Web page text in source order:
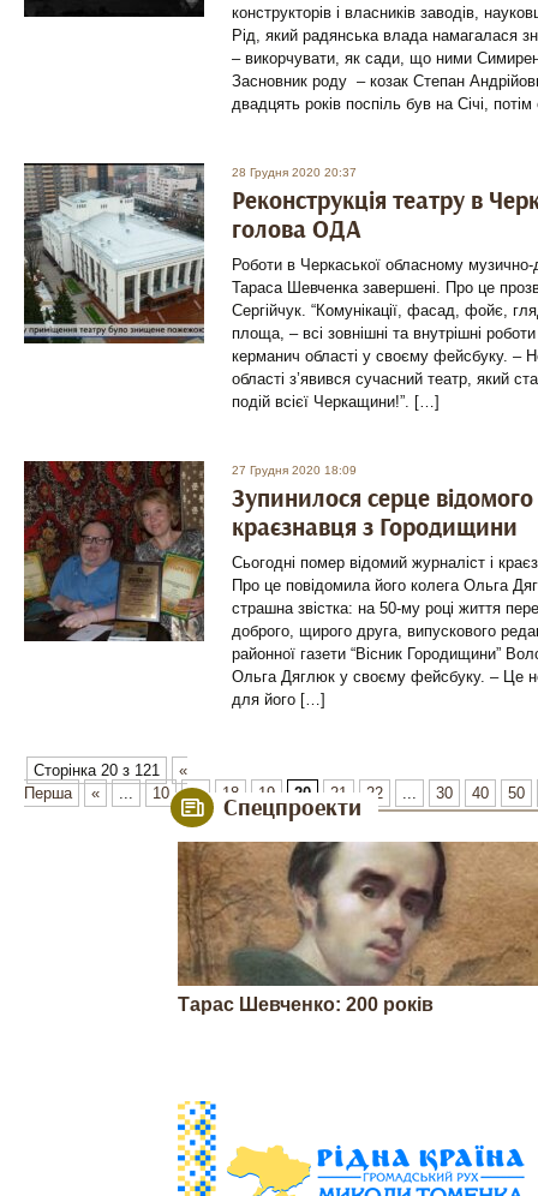
конструкторів і власників заводів,
Рід, який радянська влада намагалася
– викорчувати, як сади, що ними
Засновник роду – козак Степан
двадцять років поспіль був на Січі,
28 Грудня 2020 20:37
Реконструкція театру в
голова ОДА
Роботи в Черкаської обласному музично-
Тараса Шевченка завершені. Про це
Сергійчук. “Комунікації, фасад, фойє,
площа, – всі зовнішні та внутрішні
керманич області у своєму фейсбуку. –
області з’явився сучасний театр, який
подій всієї Черкащини!”. […]
27 Грудня 2020 18:09
Зупинилося серце відомого
краєзнавця з Городищини
Сьогодні помер відомий журналіст і
Про це повідомила його колега Ольга
страшна звістка: на 50-му році життя
доброго, щирого друга, випускового
районної газети “Вісник Городищини”
Ольга Дяглюк у своєму фейсбуку. – Це
для його […]
Сторінка 20 з 121
«
Перша
« ... 10 ... 18 19 20 21 22 ... 30 40 50
Спецпроекти
Тарас Шевченко: 200 років